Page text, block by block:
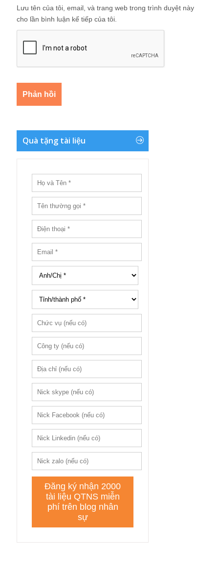
Lưu tên của tôi, email, và trang web trong trình duyệt này
cho lần bình luận kế tiếp của tôi.
Quà tặng tài liệu